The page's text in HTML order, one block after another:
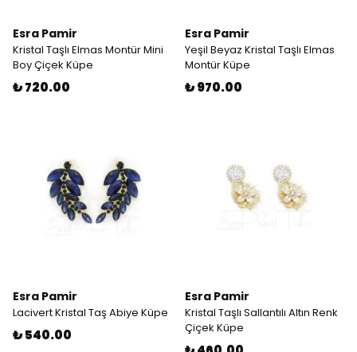
Esra Pamir
Kristal Taşlı Elmas Montür Mini
Boy Çiçek Küpe
₺ 720.00
Esra Pamir
Yeşil Beyaz Kristal Taşlı Elmas
Montür Küpe
₺ 970.00
Esra Pamir
Lacivert Kristal Taş Abiye Küpe
₺ 540.00
Esra Pamir
Kristal Taşlı Sallantılı Altın Renk
Çiçek Küpe